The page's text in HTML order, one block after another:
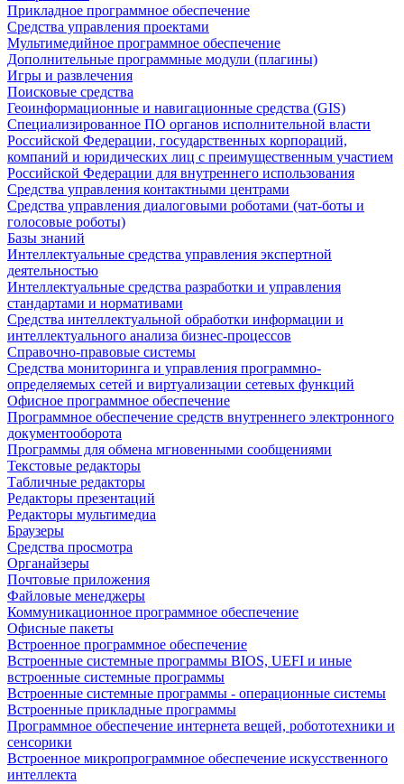
Прикладное программное обеспечение
Средства управления проектами
Мультимедийное программное обеспечение
Дополнительные программные модули (плагины)
Игры и развлечения
Поисковые средства
Геоинформационные и навигационные средства (GIS)
Специализированное ПО органов исполнительной власти
Российской Федерации, государственных корпораций,
компаний и юридических лиц с преимущественным участием
Российской Федерации для внутреннего использования
Средства управления контактными центрами
Средства управления диалоговыми роботами (чат-боты и
голосовые роботы)
Базы знаний
Интеллектуальные средства управления экспертной
деятельностью
Интеллектуальные средства разработки и управления
стандартами и нормативами
Средства интеллектуальной обработки информации и
интеллектуального анализа бизнес-процессов
Справочно-правовые системы
Средства мониторинга и управления программно-
определяемых сетей и виртуализации сетевых функций
Офисное программное обеспечение
Программное обеспечение средств внутреннего электронного
документооборота
Программы для обмена мгновенными сообщениями
Текстовые редакторы
Табличные редакторы
Редакторы презентаций
Редакторы мультимедиа
Браузеры
Средства просмотра
Органайзеры
Почтовые приложения
Файловые менеджеры
Коммуникационное программное обеспечение
Офисные пакеты
Встроенное программное обеспечение
Встроенные системные программы BIOS, UEFI и иные
встроенные системные программы
Встроенные системные программы - операционные системы
Встроенные прикладные программы
Программное обеспечение интернета вещей, робототехники и
сенсорики
Встроенное микропрограммное обеспечение искусственного
интеллекта